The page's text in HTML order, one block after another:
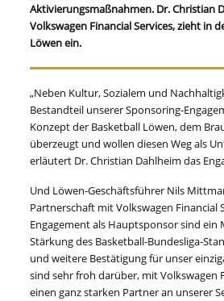
Aktivierungsmaßnahmen. Dr. Christian
Volkswagen Financial Services, zieht in
Löwen ein.
„Neben Kultur, Sozialem und
Bestandteil unserer Sponsoring-
Konzept der Basketball Löwen, dem
überzeugt und wollen diesen Weg als
erläutert Dr. Christian Dahlheim das
Und Löwen-Geschäftsführer Nils
Partnerschaft mit Volkswagen Financial
Engagement als Hauptsponsor sind ein
Stärkung des Basketball-Bundesliga-
und weitere Bestätigung für unser
sind sehr froh darüber, mit Volkswagen
einen ganz starken Partner an unserer